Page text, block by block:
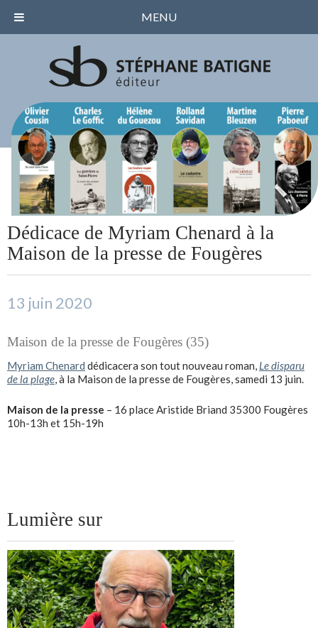
Dédicace de Myriam Chenard à la
Maison de la presse de Fougères
13 juin 2020
Maison de la presse de Fougères (35)
Myriam Chenard dédicacera son tout nouveau roman, Le disparu
de la plage, à la Maison de la presse de Fougères, samedi 13 juin.
Maison de la presse – 16 place Aristide Briand 35300 Fougères
10h-13h et 15h-19h
Lumière sur
MENU